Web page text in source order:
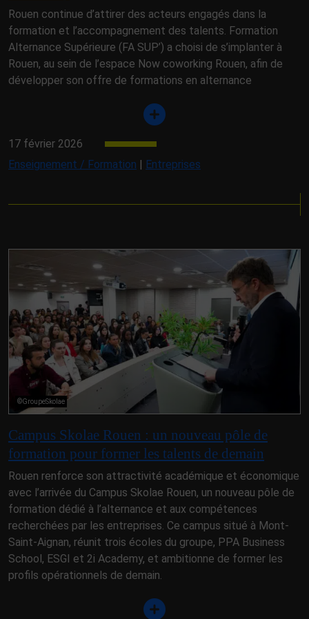
Rouen continue d’attirer des acteurs engagés dans la
formation et l’accompagnement des talents. Formation
Alternance Supérieure (FA SUP’) a choisi de s’implanter à
Rouen, au sein de l’espace Now coworking Rouen, afin de
développer son offre de formations en alternance
17 février 2026
Enseignement / Formation | Entreprises
©GroupeSkolae
Campus Skolae Rouen : un nouveau pôle de
formation pour former les talents de demain
Rouen renforce son attractivité académique et économique
avec l’arrivée du Campus Skolae Rouen, un nouveau pôle de
formation dédié à l’alternance et aux compétences
recherchées par les entreprises. Ce campus situé à Mont-
Saint-Aignan, réunit trois écoles du groupe, PPA Business
School, ESGI et 2i Academy, et ambitionne de former les
profils opérationnels de demain.